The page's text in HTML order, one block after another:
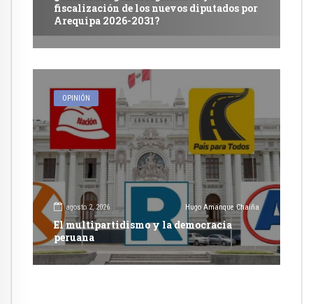
fiscalización de los nuevos diputados por
Arequipa 2026-2031?
OPINIÓN
agosto 2, 2026 Hugo Amanque Chaiña
El multipartidismo y la democracia
peruana